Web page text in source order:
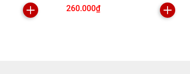
Coolant 50% 1 Lít SCPM50A1LB
260.000₫